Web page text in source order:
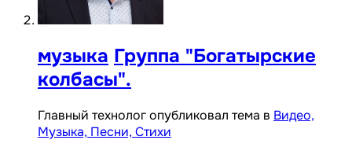
музыка Группа "Богатырские
колбасы".
Главный технолог опубликовал тема в Видео,
Музыка, Песни, Стихи